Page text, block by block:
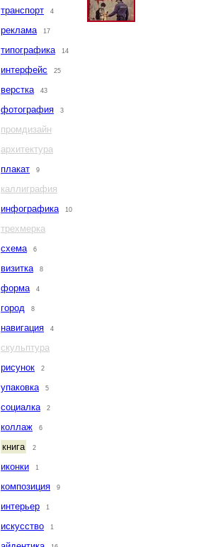
транспорт 4
реклама 17
типографика 14
интерфейс 25
верстка 43
фотография 3
промдизайн
архитектура
плакат
9
каллиграфия
инфографика
10
трехмерка
схема
6
визитка 8
форма 4
город 8
навигация 4
скульптура
рисунок
2
упаковка 5
социалка 2
коллаж 6
книга 2
иконки 1
композиция 9
интерьер 1
искусство 1